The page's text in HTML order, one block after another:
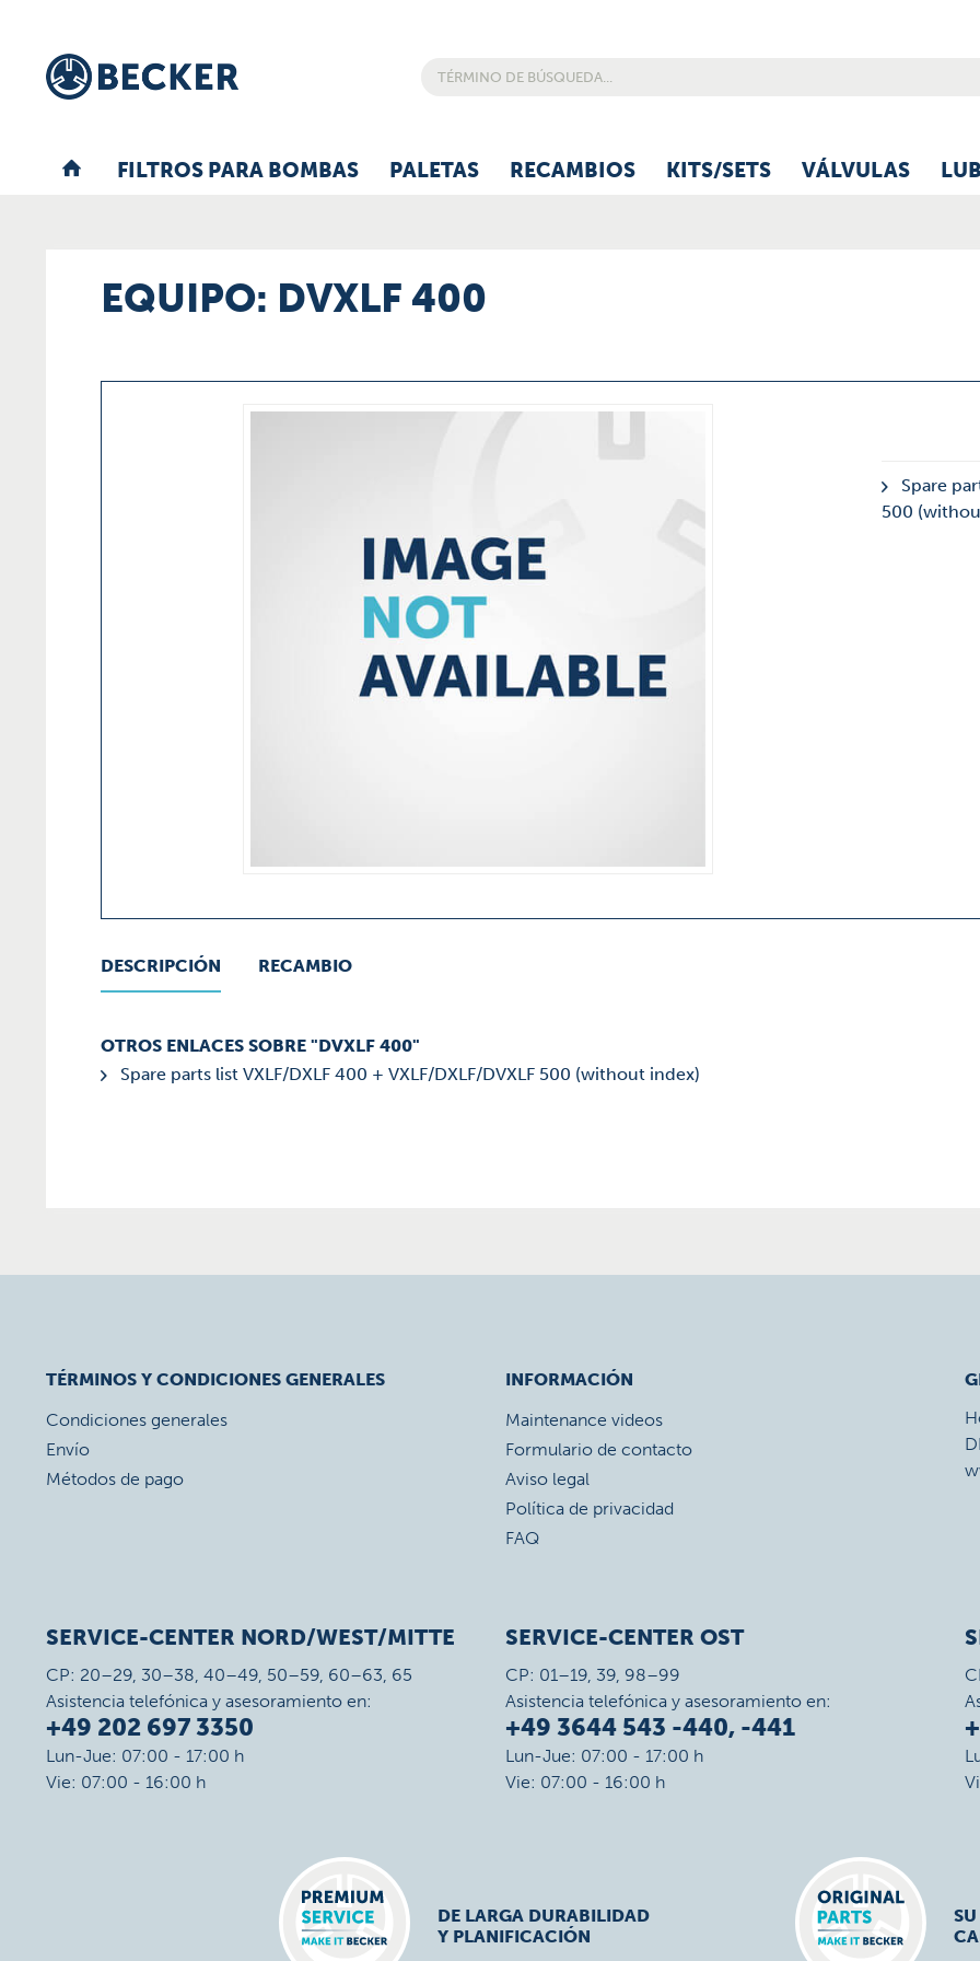
FILTROS PARA BOMBAS PALETAS RECAMBIOS KITS/SETS VÁLVULAS
EQUIPO: DVXLF 400
Spare
500
DESCRIPCIÓN RECAMBIO
OTROS ENLACES SOBRE "DVXLF 400"
Spare parts list VXLF/DXLF 400 + VXLF/DXLF/DVXLF 500 (without index)
TÉRMINOS Y CONDICIONES GENERALES
Condiciones generales
Envío
Métodos de pago
INFORMACIÓN
Maintenance videos
Formulario de contacto
Aviso legal
Política de privacidad
FAQ
SERVICE-CENTER NORD/WEST/MITTE
CP: 20–29, 30–38, 40–49, 50–59, 60–63, 65
Asistencia telefónica y asesoramiento en:
+49 202 697 3350
Lun-Jue: 07:00 - 17:00 h
Vie: 07:00 - 16:00 h
SERVICE-CENTER OST
CP: 01–19, 39, 98–99
Asistencia telefónica y asesoramiento en:
+49 3644 543 -440, -441
Lun-Jue: 07:00 - 17:00 h
Vie: 07:00 - 16:00 h
DE LARGA DURABILIDAD
Y PLANIFICACIÓN